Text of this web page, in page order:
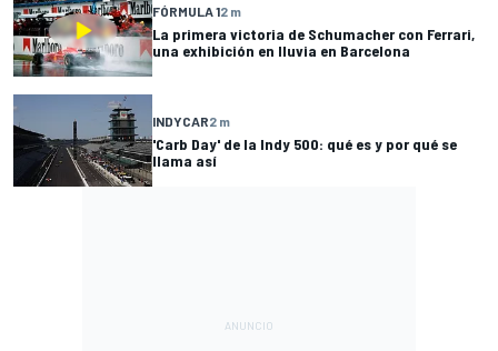
FÓRMULA 12 m
La primera victoria de Schumacher con Ferrari,
una exhibición en lluvia en Barcelona
INDYCAR2 m
'Carb Day' de la Indy 500: qué es y por qué se
llama así